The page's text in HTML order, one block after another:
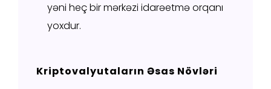
yəni heç bir mərkəzi idarəetmə orqanı
yoxdur.
Kriptovalyutaların Əsas Növləri